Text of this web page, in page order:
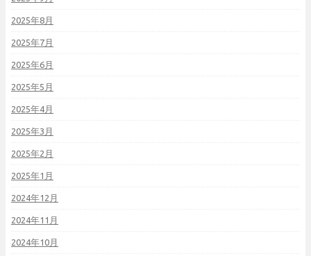
2025年8月
2025年7月
2025年6月
2025年5月
2025年4月
2025年3月
2025年2月
2025年1月
2024年12月
2024年11月
2024年10月